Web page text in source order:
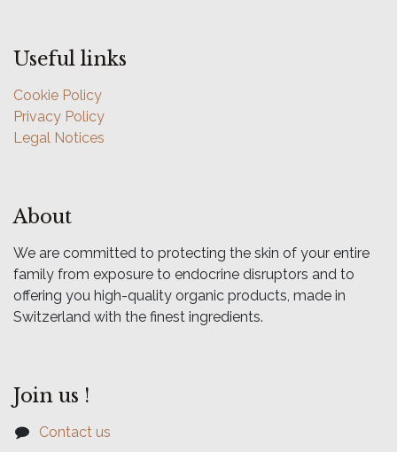
Useful links
Cookie Policy
Privacy Policy
Legal Notices
About
We are committed to protecting the skin of your entire
family from exposure to endocrine disruptors and to
offering you high-quality organic products, made in
Switzerland with the finest ingredients.
Join us !
Contact us